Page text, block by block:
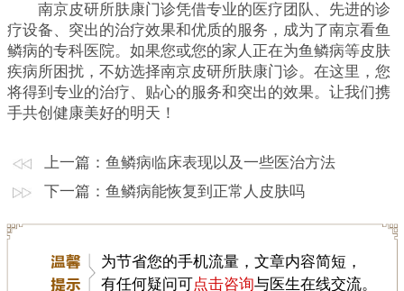
南京皮研所肤康门诊凭借专业的医疗团队、先进的诊
疗设备、突出的治疗效果和优质的服务，成为了南京看鱼
鳞病的专科医院。如果您或您的家人正在为鱼鳞病等皮肤
疾病所困扰，不妨选择南京皮研所肤康门诊。在这里，您
将得到专业的治疗、贴心的服务和突出的效果。让我们携
手共创健康美好的明天！
上一篇： 鱼鳞病临床表现以及一些医治方法
下一篇： 鱼鳞病能恢复到正常人皮肤吗
为节省您的手机流量，文章内容简短，
有任何疑问可点击咨询与医生在线交流。